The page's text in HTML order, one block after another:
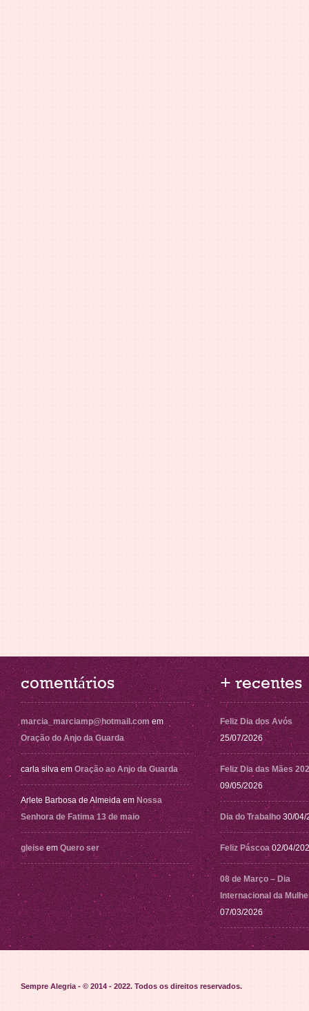
comentários
marcia_marciamp@hotmail.com em
Oração do Anjo da Guarda
carla silva em Oração ao Anjo da Guarda
Arlete Barbosa de Almeida em Nossa
Senhora de Fatima 13 de maio
gleise em Quero ser
+ recentes
Feliz Dia dos Avós
25/07/2026
Feliz Dia das Mães
09/05/2026
Dia do Trabalho 30/04/
Feliz Páscoa 02/04/
08 de Março – Dia
Internacional da
07/03/2026
Sempre Alegria - © 2014 - 2022. Todos os direitos reservados.